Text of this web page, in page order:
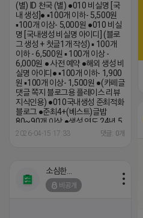
(별) ID 천국 (별) ●010 비실명 [국
내 생성]● ▪100개 이하- 5,500원
▪100개 이상- 5,000원 ●010 비실
명 [국내생성 비실명 아이디] (블로
그 생성 + 첫글1개 작성) ▪ 100개
이하 - 6,500원 ▪ 100개 이상 -
6,000원 ● 사전 예약 ●해외 생성 비
실명 아이디● ▪100개 이하- 1,900
원 ▪100개 이상- 1,500원 ●(카페글
댓글 쪽지 블로그용 플레이스 리뷰
지식인용) ●010국내생성 준최적화
블로그 ●준최4+(베스트)글밥
80~90개 이상 ●생성 연도 24년 5
월 (텔레) HH4846 (카톡)
2026-04-15 17:33 댓글: 0개
소심한 네오
비공개